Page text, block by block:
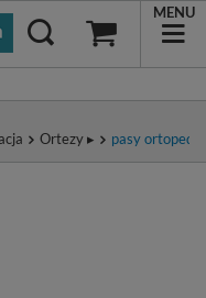
MENU
Ortezy ▸ pasy